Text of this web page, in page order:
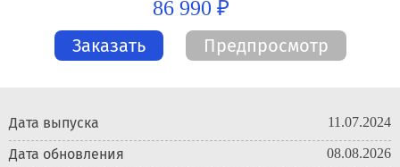
86 990 ₽
Заказать Предпросмотр
Дата выпуска 11.07.2024
Дата обновления 08.08.2026